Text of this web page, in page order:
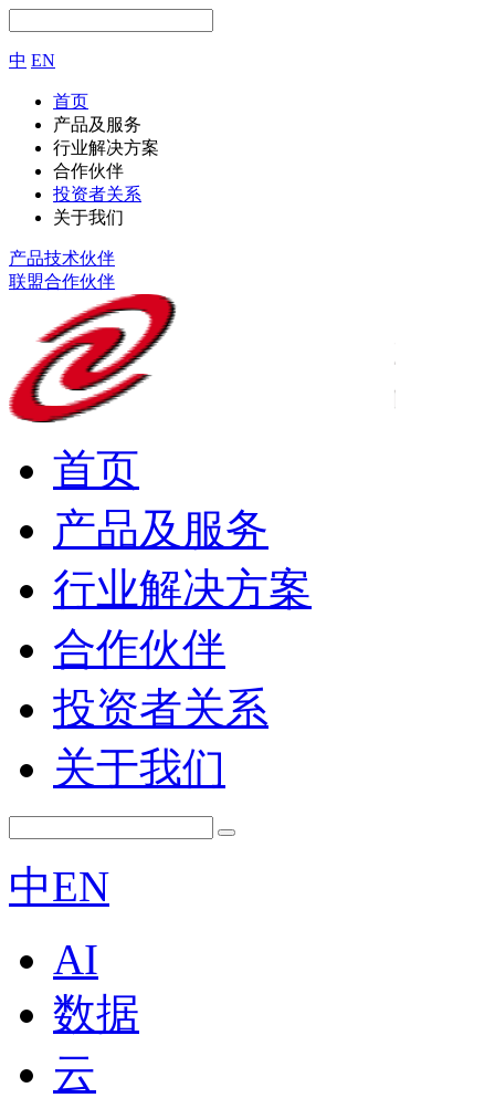
中 EN
首页
产品及服务
行业解决方案
合作伙伴
投资者关系
关于我们
产品技术伙伴
联盟合作伙伴
首页
产品及服务
行业解决方案
合作伙伴
投资者关系
关于我们
中EN
AI
数据
云